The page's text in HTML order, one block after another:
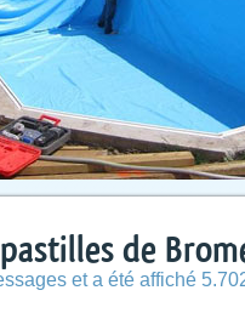
de
et a été affiché